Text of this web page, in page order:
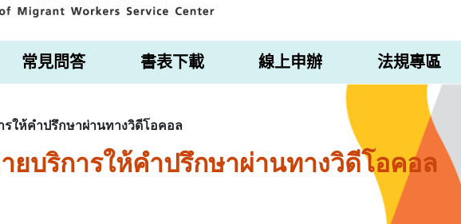
常見問答 書表下載 線上申辦 法規專區
ให้คำปรึกษาผ่านทางวิดีโอคอล
ยบริการให้คำปรึกษาผ่านทางวิดีโอคอล